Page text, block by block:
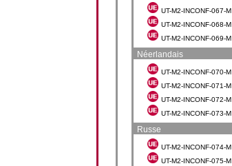
UT-M2-INCONF-067-M
UT-M2-INCONF-068-M
UT-M2-INCONF-069-M
Néerlandais
UT-M2-INCONF-070-M
UT-M2-INCONF-071-M
UT-M2-INCONF-072-M
UT-M2-INCONF-073-M
Russe
UT-M2-INCONF-074-M
UT-M2-INCONF-075-M